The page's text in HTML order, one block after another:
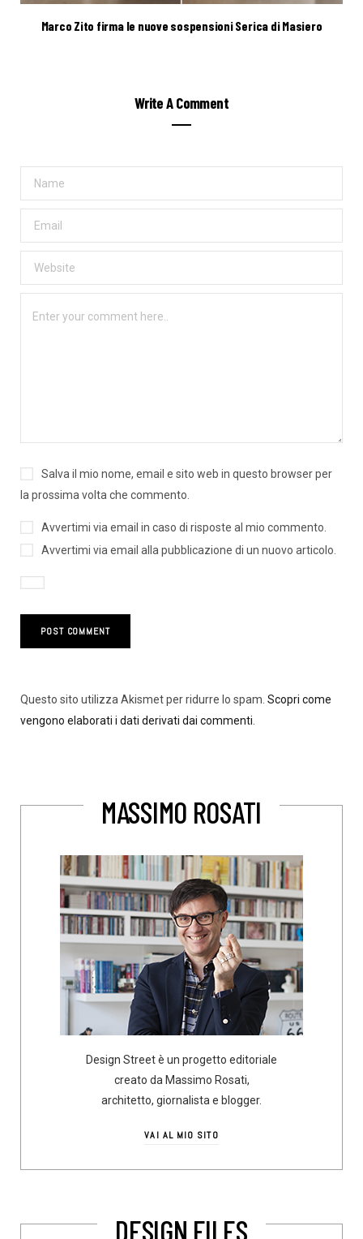
Marco Zito firma le nuove sospensioni Serica di Masiero
Write A Comment
Salva il mio nome, email e sito web in questo browser per
la prossima volta che commento.
Avvertimi via email in caso di risposte al mio commento.
Avvertimi via email alla pubblicazione di un nuovo articolo.
Questo sito utilizza Akismet per ridurre lo spam. Scopri come
vengono elaborati i dati derivati dai commenti.
MASSIMO ROSATI
Design Street è un progetto editoriale
creato da Massimo Rosati,
architetto, giornalista e blogger.
VAI AL MIO SITO
DESIGN FILES